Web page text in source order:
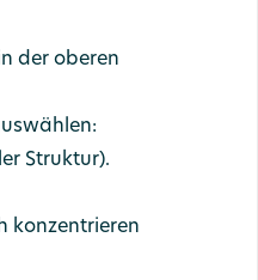
der oberen
Struktur).
konzentrieren